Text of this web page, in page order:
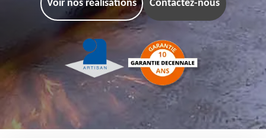
Voir nos réalisations Contactez-nous